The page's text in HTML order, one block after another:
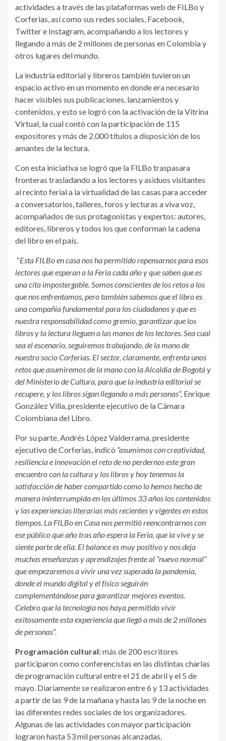
actividades a través de las plataformas web de FILBo y
Corferias, así como sus redes sociales, Facebook,
Twitter e Instagram, acompañando a los lectores y
llegando a más de 2 millones de personas en Colombia y
otros lugares del mundo.
La industria editorial y libreros también tuvieron un
espacio activo en un momento en donde era necesario
hacer visibles sus publicaciones, lanzamientos y
contenidos, y esto se logró con la activación de la Vitrina
Virtual, la cual contó con la participación de 115
expositores y más de 2.000 títulos a disposición de los
amantes de la lectura.
Con esta iniciativa se logró que la FILBo traspasara
fronteras trasladando a los lectores y asiduos visitantes
al recinto ferial a la virtualidad de las casas para acceder
a conversatorios, talleres, foros y lecturas a viva voz,
acompañados de sus protagonistas y expertos: autores,
editores, libreros y todos los que conforman la cadena
del libro en el país.
“Esta FILBo en casa nos ha permitido repensarnos para esos
lectores que esperan a la Feria cada año y que saben que es
una cita impostergable. Somos conscientes de los retos a los
que nos enfrentamos, pero también sabemos que el libro es
una compañía fundamental para los ciudadanos y que es
nuestra responsabilidad como gremio, garantizar que los
libros y la lectura lleguen a las manos de los lectores. Sea cual
sea el escenario, seguiremos trabajando, de la mano de
nuestro socio Corferias. El sector, claramente, enfrenta unos
retos que asumiremos de la mano con la Alcaldía de Bogotá y
del Ministerio de Cultura, para que la industria editorial se
recupere, y los libros sigan llegando a más personas”, Enrique
González Villa, presidente ejecutivo de la Cámara
Colombiana del Libro.
Por su parte, Andrés López Valderrama, presidente
ejecutivo de Corferias, indicó “asumimos con creatividad,
resiliencia e innovación el reto de no perdernos este gran
encuentro con la cultura y los libros y hoy tenemos la
satisfacción de haber compartido como lo hemos hecho de
manera ininterrumpida en los últimos 33 años los contenidos
y las experiencias literarias más recientes y vigentes en estos
tiempos. La FILBo en Casa nos permitió reencontrarnos con
ese público que año tras año espera la Feria, que la vive y se
siente parte de ella. El balance es muy positivo y nos deja
muchas enseñanzas y aprendizajes frente al “nuevo normal”
que empezaremos a vivir una vez superada la pandemia,
donde el mundo digital y el físico seguirán
complementándose para garantizar mejores eventos.
Celebro que la tecnología nos haya permitido vivir
exitosamente esta experiencia que llegó a más de 2 millones
de personas”.
Programación cultural:más de 200 escritores
participaron como conferencistas en las distintas charlas
de programación cultural entre el 21 de abril y el 5 de
mayo. Diariamente se realizaron entre 6 y 13 actividades
a partir de las 9 de la mañana y hasta las 9 de la noche en
las diferentes redes sociales de los organizadores.
Algunas de las actividades con mayor participación
lograron hasta 53 mil personas alcanzadas.